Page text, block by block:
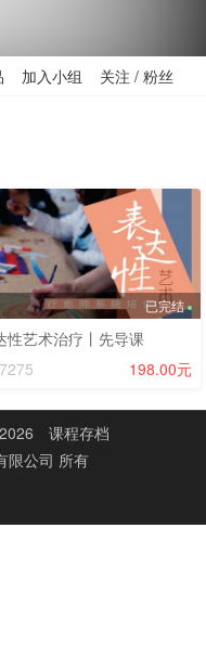
加入小组 关注 / 粉丝
已完结
性艺术治疗丨先导课
7275
198.00元
课程存档
限公司 所有